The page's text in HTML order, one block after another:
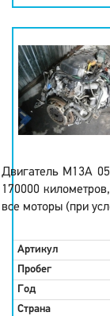
Двигатель M13A
170000
все моторы (при
Артикул
Пробег
Год
Страна